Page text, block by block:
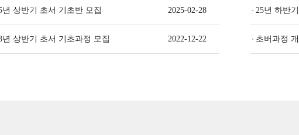
년 상반기 초서 기초반 모집 2025-02-28
년 상반기 초서 기초과정 모집 2022-12-22
25년 하반
초버과정